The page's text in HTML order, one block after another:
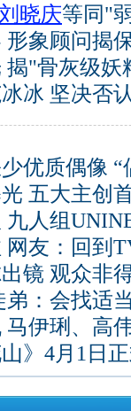
晓庆等同"
形象顾问揭
揭"骨灰级妖
冰 坚决否
优质偶像 “
五大主创
九人组
网友：回到
镜 观众非
：会找适
马伊琍、高
》4月1日